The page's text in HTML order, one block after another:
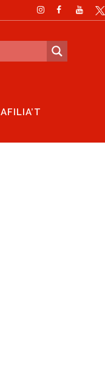
AFILIA’T